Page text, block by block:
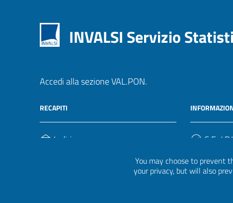
You may choose to prevent
your privacy, but will also
INVALSI Servizio
Accedi alla sezione VAL.PON.
RECAPITI
Indirizzo
C.F. /